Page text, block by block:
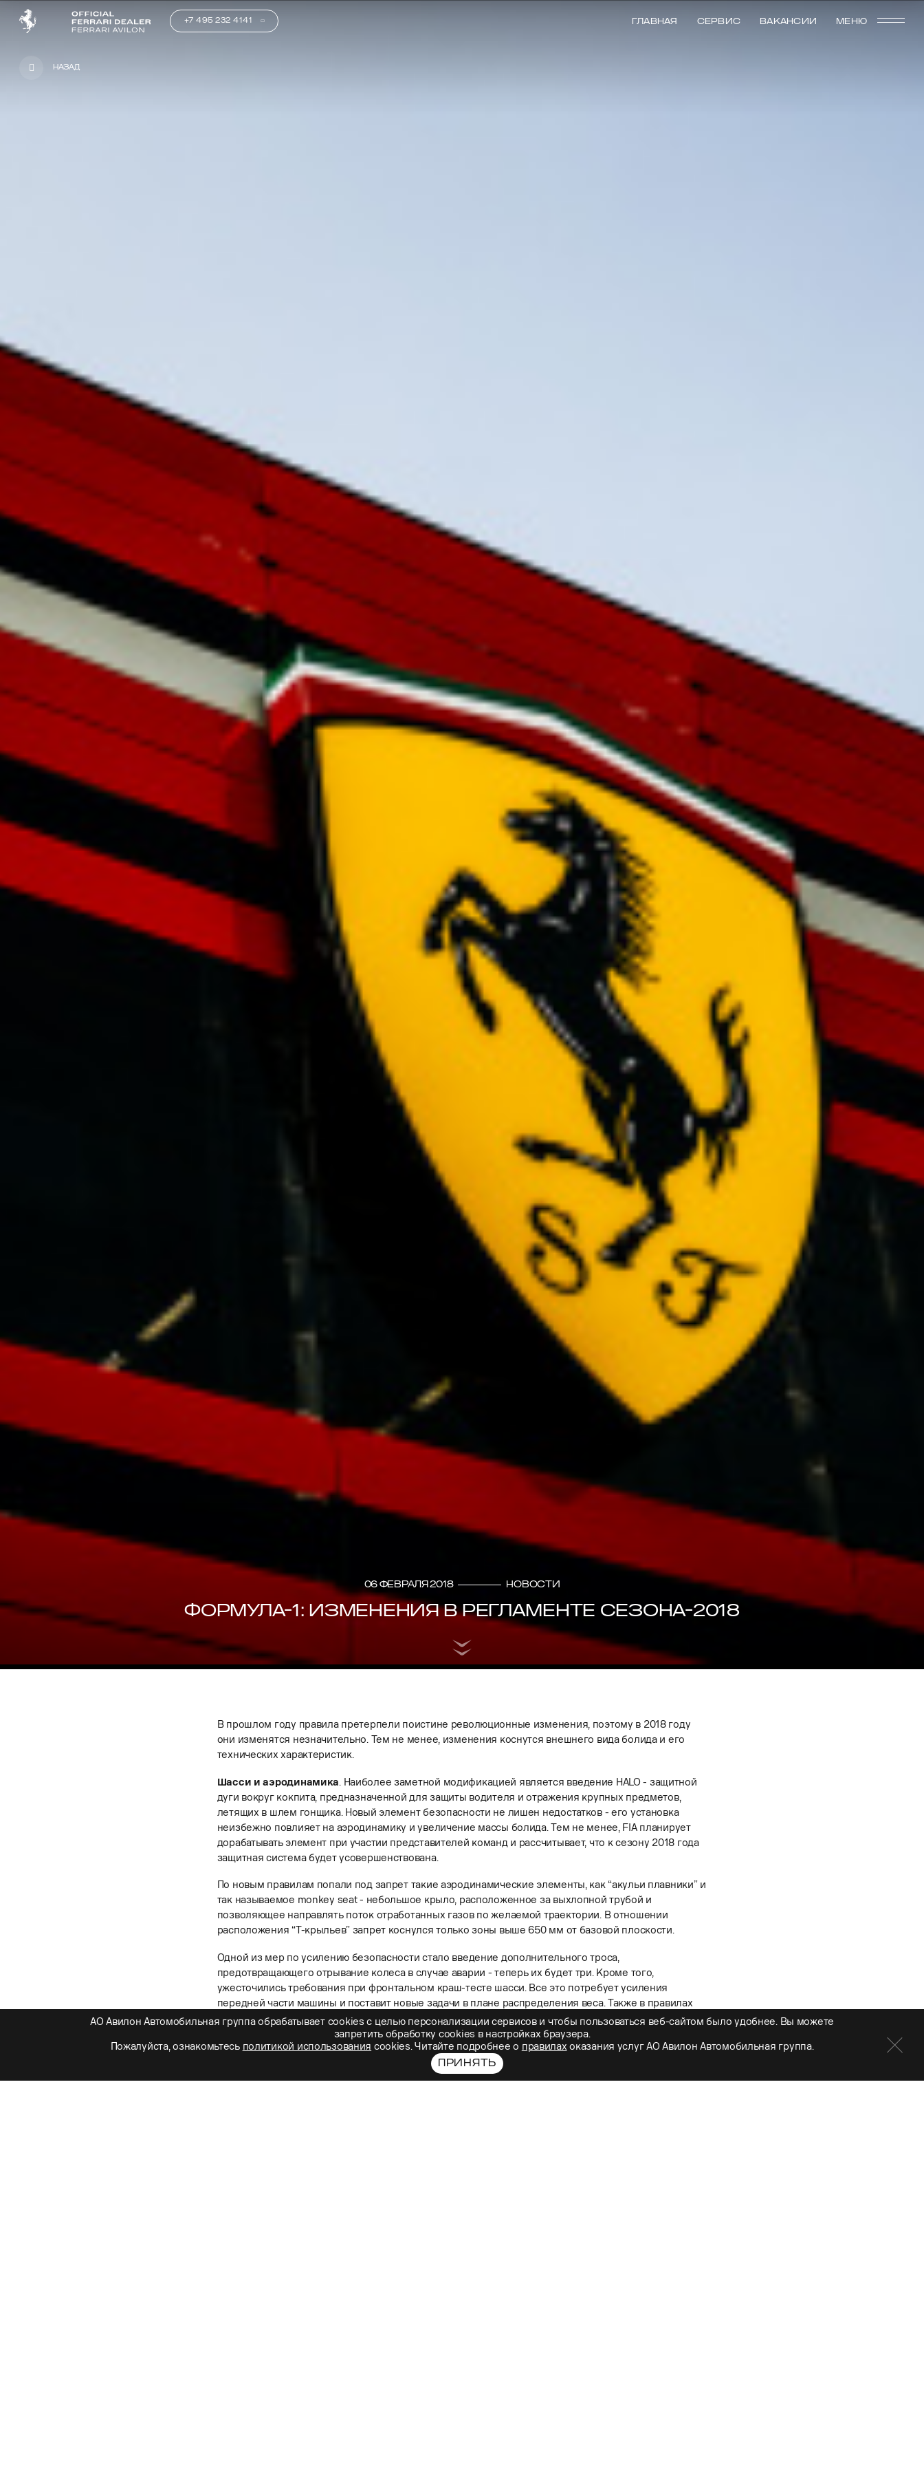
+7 495 232 4141 ГЛАВНАЯ СЕРВИС ВАКАНСИИ МЕНЮ
Назад
06 февраля 2018 Новости
ФОРМУЛА-1: ИЗМЕНЕНИЯ В РЕГЛАМЕНТЕ СЕЗОНА-2018
В прошлом году правила претерпели поистине революционные изменения, поэтому в 2018 году
они изменятся незначительно. Тем не менее, изменения коснутся внешнего вида болида и его
технических характеристик.
Шасси и аэродинамика. Наиболее заметной модификацией является введение HALO - защитной
дуги вокруг кокпита, предназначенной для защиты водителя и отражения крупных предметов,
летящих в шлем гонщика. Новый элемент безопасности не лишен недостатков - его установка
неизбежно повлияет на аэродинамику и увеличение массы болида. Тем не менее, FIA планирует
дорабатывать элемент при участии представителей команд и рассчитывает, что к сезону 2018 года
защитная система будет усовершенствована.
По новым правилам попали под запрет такие аэродинамические элементы, как “акульи плавники” и
так называемое monkey seat - небольшое крыло, расположенное за выхлопной трубой и
позволяющее направлять поток отработанных газов по желаемой траектории. В отношении
расположения “Т-крыльев” запрет коснулся только зоны выше 650 мм от базовой плоскости.
Одной из мер по усилению безопасности стало введение дополнительного троса,
предотвращающего отрывание колеса в случае аварии - теперь их будет три. Кроме того,
ужесточились требования при фронтальном краш-тесте шасси. Все это потребует усиления
передней части машины и поставит новые задачи в плане распределения веса. Также в правилах
появился пункт о размещении в передней части машины камеры на 360 градусов.
Двигатель. Согласно новым правилам формат использования моторов в новом сезоне станет еще
более суровым - количество двигателей, которые можно использовать за весь сезон из 21 Гран-
При, сократилось с четырех до трех, что означает, что каждой команде придется иметь дело с 40%
АО Авилон Автомобильная группа обрабатывает cookies с целью персонализации сервисов и чтобы пользоваться веб-сайтом было удобнее. Вы можете
запретить обработку сookies в настройках браузера.
Пожалуйста, ознакомьтесь политикой использования cookies. Читайте подробнее о правилах оказания услуг АО Авилон Автомобильная группа.
ПРИНЯТЬ